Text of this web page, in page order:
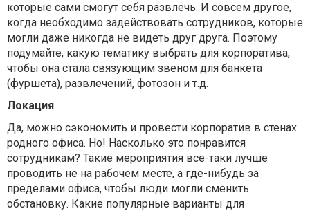
которые сами смогут себя развлечь. И совсем другое,
когда необходимо задействовать сотрудников, которые
могли даже никогда не видеть друг друга. Поэтому
подумайте, какую тематику выбрать для корпоратива,
чтобы она стала связующим звеном для банкета
(фуршета), развлечений, фотозон и т.д.
Локация
Да, можно сэкономить и провести корпоратив в стенах
родного офиса. Но! Насколько это понравится
сотрудникам? Такие мероприятия все-таки лучше
проводить не на рабочем месте, а где-нибудь за
пределами офиса, чтобы люди могли сменить
обстановку. Какие популярные варианты для